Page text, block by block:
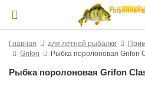
Главная для летней рыбалки
Grifon
Рыбка поролоновая Grifon
Рыбка поролоновая Grifon